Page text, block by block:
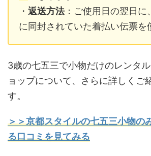
・ 返送方法：ご使用日の翌日に
に同封されていた着払い伝票を
3歳の七五三で小物だけのレンタ
ョップについて、さらに詳しくご
す。
＞＞京都スタイルの七五三小物の
る口コミを見てみる